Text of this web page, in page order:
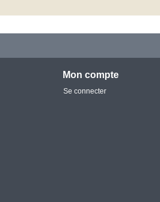
Mon compte
Se connecter